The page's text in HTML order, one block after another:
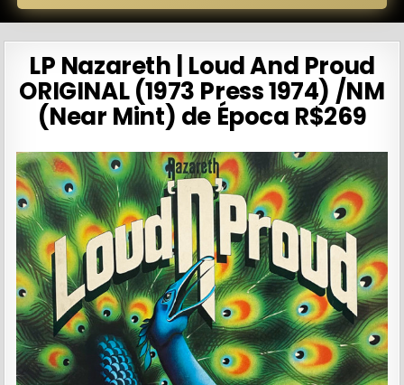
LP Nazareth | Loud And Proud
ORIGINAL (1973 Press 1974) /NM
(Near Mint) de Época R$269